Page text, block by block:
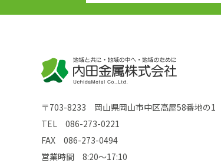
〒703-8233 岡山県岡山市中区高屋58番地の1
TEL 086-273-0221
FAX 086-273-0494
営業時間 8:20～17:10